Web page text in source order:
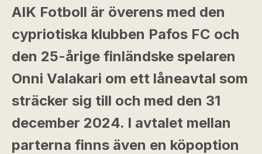
AIK Fotboll är överens med den
cypriotiska klubben Pafos FC och
den 25-årige finländske spelaren
Onni Valakari om ett låneavtal som
sträcker sig till och med den 31
december 2024. I avtalet mellan
parterna finns även en köpoption